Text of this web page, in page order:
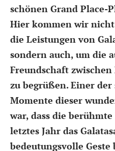
schönen Grand Place-
Hier kommen wir
die Leistungen von
sondern auch, um die
Freundschaft
zu begrüßen. Einer
Momente dieser
war, dass die
letztes Jahr das
bedeutungsvolle